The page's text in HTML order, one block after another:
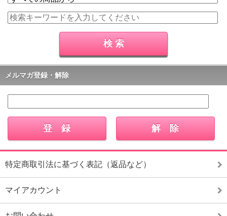
メルマガ登録・解除
特定商取引法に基づく表記（返品など）
マイアカウント